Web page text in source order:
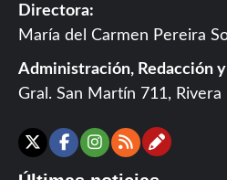
Directora:
María del Carmen Pereira
Administración, Redacción y
Gral. San Martín 711, Rivera
X Facebook
Instagram
RSS